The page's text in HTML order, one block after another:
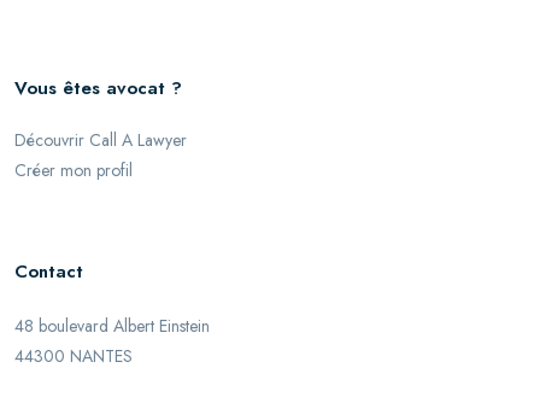
Vous êtes avocat ?
Découvrir Call A Lawyer
Créer mon profil
Contact
48 boulevard Albert Einstein
44300 NANTES